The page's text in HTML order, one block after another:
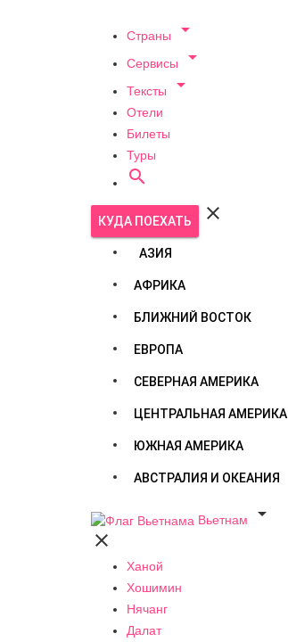
Страны 
Сервисы 
Тексты 
Отели
Билеты
Туры

КУДА ПОЕХАТЬ 
АЗИЯ
АФРИКА
БЛИЖНИЙ ВОСТОК
ЕВРОПА
СЕВЕРНАЯ АМЕРИКА
ЦЕНТРАЛЬНАЯ АМЕРИКА
ЮЖНАЯ АМЕРИКА
АВСТРАЛИЯ И ОКЕАНИЯ
Вьетнам


Ханой
Хошимин
Нячанг
Далат